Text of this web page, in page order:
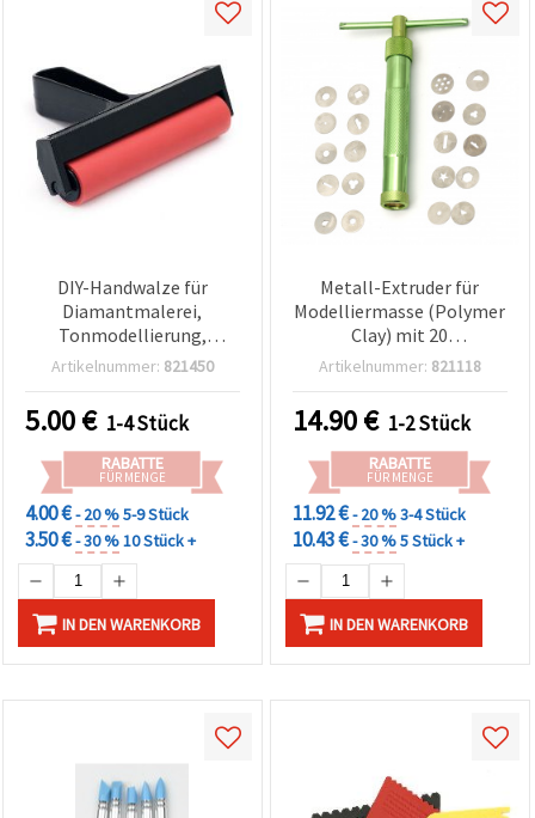
DIY-Handwalze für
Diamantmalerei,
Tonmodellierung,
Linolschnitt und kreative
Artikelnummer: 821450
5.00€ 1-4 Stück
RABATTE
FÜR MENGE
4.00 €- 20 %5-9 Stück
3.50 €- 30 %10 Stück +
IN DEN WARENKORB
Metall-Extruder für
Modelliermasse (Polymer
Clay) mit 20
austauschbaren
Artikelnummer: 821118
14.90€ 1-2 Stück
RABATTE
FÜR MENGE
11.92 €- 20 %3-4 Stück
10.43 €- 30 %5 Stück +
IN DEN WARENKORB